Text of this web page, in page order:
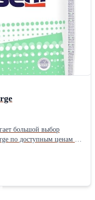
большой выбор
по доступным ценам в
защиту от протеканий
Ознакомиться с